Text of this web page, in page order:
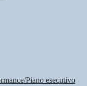
Piano esecutivo